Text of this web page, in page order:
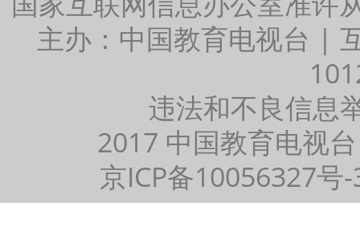
主办：中国教育电视台 |
违法和不良信息
2017 中国教育电视
京ICP备10056327号